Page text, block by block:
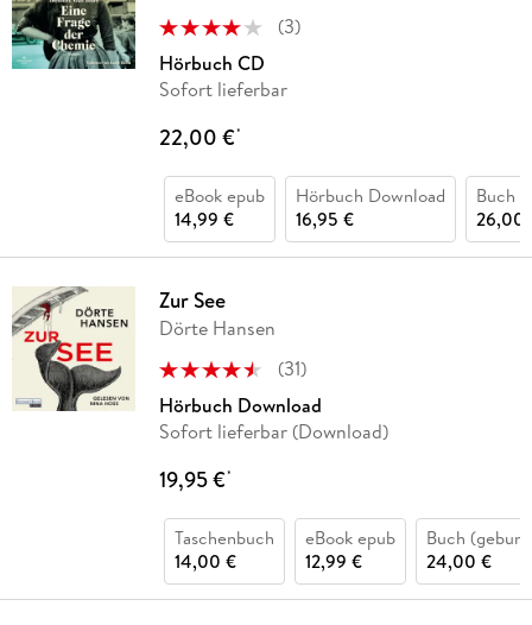
(3)
Hörbuch CD
Sofort lieferbar
22,00 €*
eBook epub
14,99 €
Hörbuch Download
16,95 €
Buch
26,00
Zur See
Dörte Hansen
(31)
Hörbuch Download
Sofort lieferbar (Download)
19,95 €*
Taschenbuch
14,00 €
eBook epub
12,99 €
Buch
24,00 €